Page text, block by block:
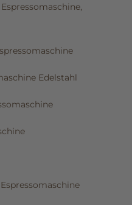
Edelstahl